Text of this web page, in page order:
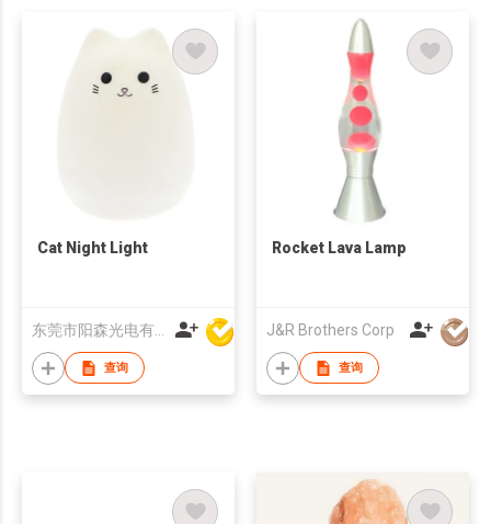
Cat Night Light
查询
Rocket Lava Lamp
J&R Brothers Corp
查询